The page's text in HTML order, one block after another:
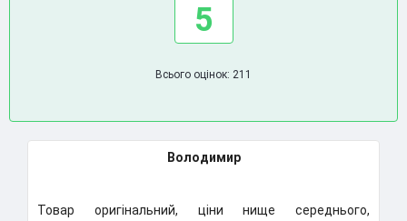
5
Всього оцінок: 211
Володимир
Товар оригінальний, ціни нище середнього,